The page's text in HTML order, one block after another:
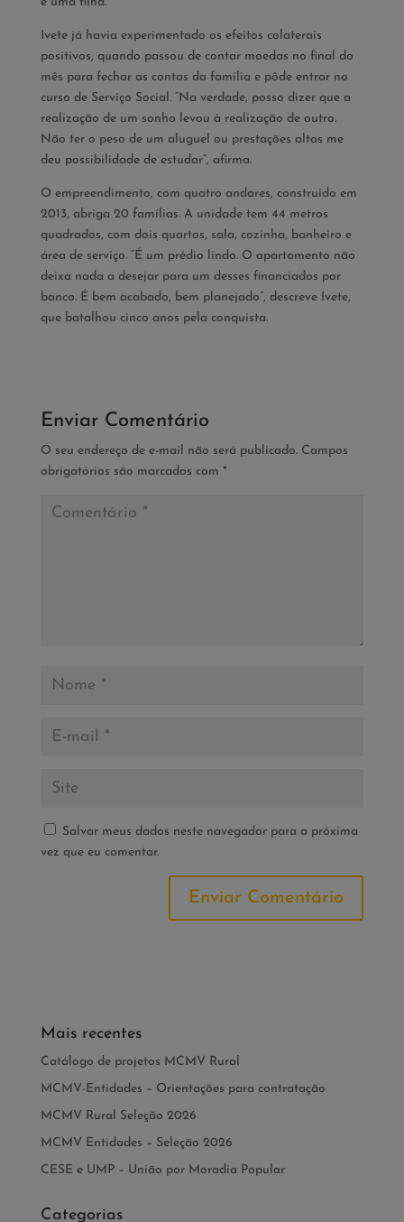
Ivete já havia experimentado os efeitos colaterais
positivos, quando passou de contar moedas no final do
mês para fechar as contas da família e pôde entrar no
curso de Serviço Social. “Na verdade, posso dizer que a
realização de um sonho levou à realização de outro.
Não ter o peso de um aluguel ou prestações altas me
deu possibilidade de estudar”, afirma.
O empreendimento, com quatro andares, construído em
2013, abriga 20 famílias. A unidade tem 44 metros
quadrados, com dois quartos, sala, cozinha, banheiro e
área de serviço. “É um prédio lindo. O apartamento não
deixa nada a desejar para um desses financiados por
banco. É bem acabado, bem planejado”, descreve Ivete,
que batalhou cinco anos pela conquista.
Enviar Comentário
O seu endereço de e-mail não será publicado. Campos
obrigatórios são marcados com *
Salvar meus dados neste navegador para a próxima
vez que eu comentar.
Mais recentes
Catálogo de projetos MCMV Rural
MCMV-Entidades – Orientações para contratação
MCMV Rural Seleção 2026
MCMV Entidades – Seleção 2026
CESE e UMP – União por Moradia Popular
Categorias